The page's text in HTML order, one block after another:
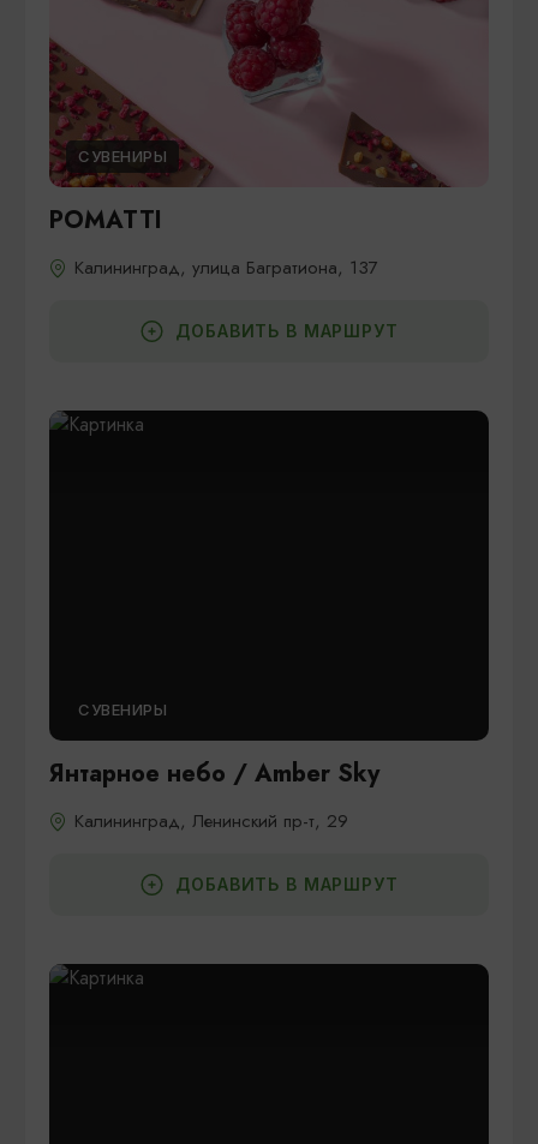
СУВЕНИРЫ
POMATTI
Калининград, улица Багратиона, 137
ДОБАВИТЬ В МАРШРУТ
СУВЕНИРЫ
Янтарное небо / Amber Sky
Калининград, Ленинский пр-т, 29
ДОБАВИТЬ В МАРШРУТ